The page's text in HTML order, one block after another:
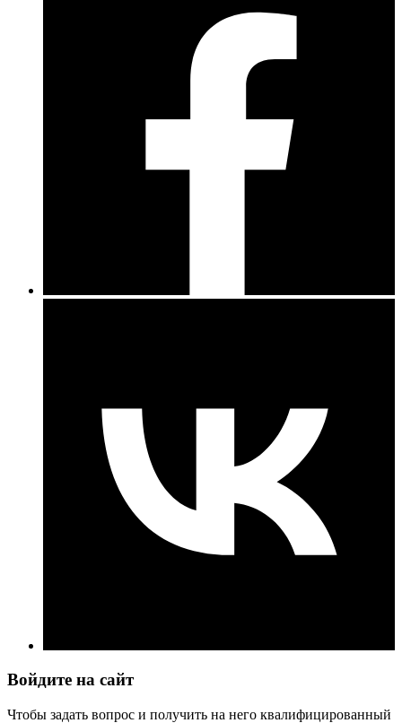
Войдите на сайт
Чтобы задать вопрос и получить на него квалифицированный